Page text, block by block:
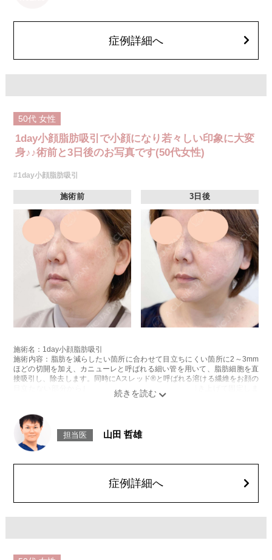
顔の脂肪吸引箇所の追加 1ヶ所ごと+162,800円(税込)
オプション：笑気麻酔 3,300円(税込)
症例詳細へ
50代 女性
1day小顔脂肪吸引で小顔になり若々しい印象に大変
身♪♪術前と3日後のお写真です(50代女性)
#1day小顔脂肪吸引
施術前 3日後
施術名：1day小顔脂肪吸引
施術内容：脂肪を減らしたい箇所に合わせて目立ちにくい箇所に2～3mm
ほどの切開を加え、カニューレと呼ばれる細い管を用いて、脂肪細胞を直
接吸引し、除去します。同時にAスレッド®と呼ばれる溶ける繊維をお顔の
目立たない部分から皮下へ挿入し、皮膚を内側から引き上げて固定しま
リスク、副作用：赤み、熱感、痛み、しびれ、むくみ、内出血、引き攣れ
感などが術後一時的に生じることがございます。また、稀に貧血、細菌感
染症、左右差、施術箇所の知覚鈍麻、ぼこつき、硬結、瘢痕化、色素沈
着、脂肪塞栓、皮膚のよれ、繊維の突出などを生じることがございます。
顔の脂肪吸引箇所の追加 1ヶ所ごと+162,800円(税込)
オプション：笑気麻酔 3,300円(税込)
担当医 山田 哲雄
症例詳細へ